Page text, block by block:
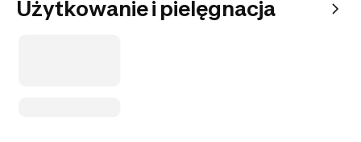
Użytkowanie i pielęgnacja